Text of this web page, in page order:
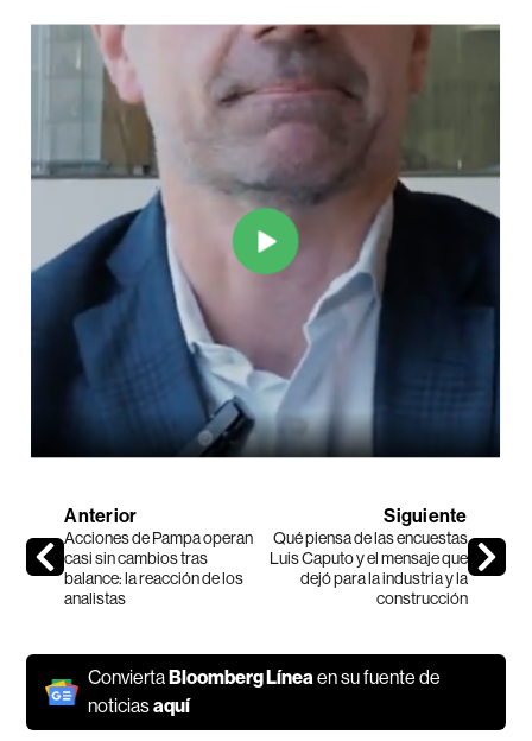
Anterior
Acciones de Pampa operan
casi sin cambios tras
balance: la reacción de los
analistas
Siguiente
Qué piensa de las encuestas
Luis Caputo y el mensaje que
dejó para la industria y la
construcción
ConviertaBloomberg Líneaen su fuente de
noticiasaquí